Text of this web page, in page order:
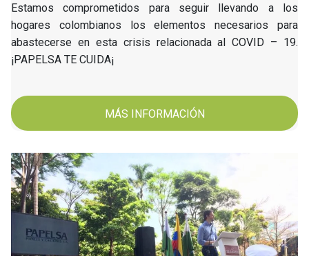
Estamos comprometidos para seguir llevando a los
hogares colombianos los elementos necesarios para
abastecerse en esta crisis relacionada al COVID – 19.
¡PAPELSA TE CUIDA¡
MÁS INFORMACIÓN